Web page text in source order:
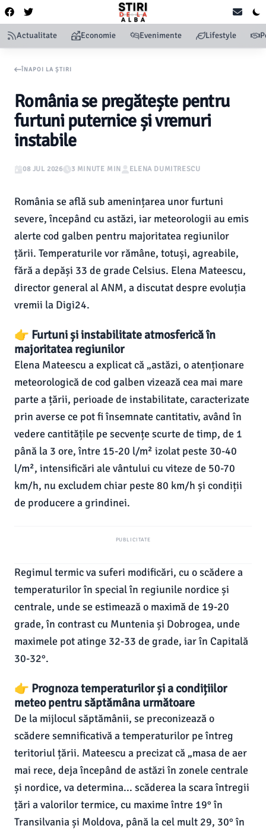
Actualitate Economie Evenimente Lifestyle
ÎNAPOI LA ȘTIRI
România se pregătește pentru
furtuni puternice și vremuri
instabile
08 JUL 2026 3 MINUTE MIN ELENA DUMITRESCU
România se află sub amenințarea unor furtuni
severe, începând cu astăzi, iar meteorologii au emis
alerte cod galben pentru majoritatea regiunilor
țării. Temperaturile vor rămâne, totuși, agreabile,
fără a depăși 33 de grade Celsius. Elena Mateescu,
director general al ANM, a discutat despre evoluția
vremii la Digi24.
👉 Furtuni și instabilitate atmosferică în
majoritatea regiunilor
Elena Mateescu a explicat că „astăzi, o atenționare
meteorologică de cod galben vizează cea mai mare
parte a țării, perioade de instabilitate, caracterizate
prin averse ce pot fi însemnate cantitativ, având în
vedere cantitățile pe secvențe scurte de timp, de 1
până la 3 ore, între 15-20 l/m² izolat peste 30-40
l/m², intensificări ale vântului cu viteze de 50-70
km/h, nu excludem chiar peste 80 km/h și condiții
de producere a grindinei.
PUBLICITATE
Regimul termic va suferi modificări, cu o scădere a
temperaturilor în special în regiunile nordice și
centrale, unde se estimează o maximă de 19-20
grade, în contrast cu Muntenia și Dobrogea, unde
maximele pot atinge 32-33 de grade, iar în Capitală
30-32°.
👉 Prognoza temperaturilor și a condițiilor
meteo pentru săptămâna următoare
De la mijlocul săptămânii, se preconizează o
scădere semnificativă a temperaturilor pe întreg
teritoriul țării. Mateescu a precizat că „masa de aer
mai rece, deja începând de astăzi în zonele centrale
și nordice, va determina... scăderea la scara întregii
țări a valorilor termice, cu maxime între 19° în
Transilvania și Moldova, până la cel mult 29, 30° în